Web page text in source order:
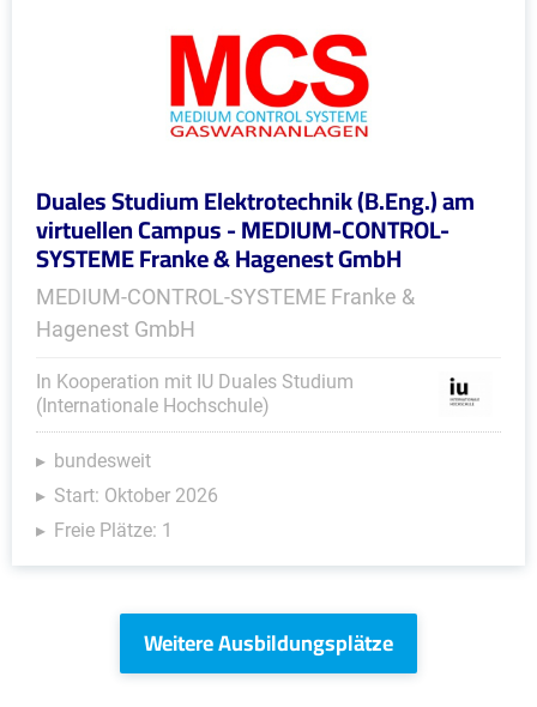
Duales Studium Elektrotechnik (B.Eng.) am
virtuellen Campus - MEDIUM-CONTROL-
SYSTEME Franke & Hagenest GmbH
MEDIUM-CONTROL-SYSTEME Franke &
Hagenest GmbH
In Kooperation mit IU Duales Studium
(Internationale Hochschule)
bundesweit
Start: Oktober 2026
Freie Plätze: 1
Weitere Ausbildungsplätze